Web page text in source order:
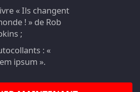
« Ils changent
! » de Rob
;
: «
ipsum ».